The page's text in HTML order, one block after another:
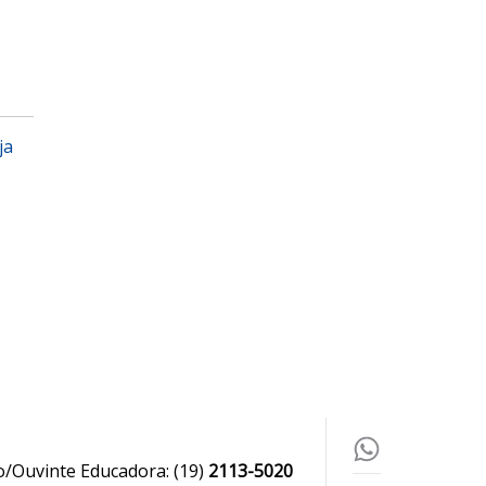
Ouvinte Educadora: (19) 2113-5020